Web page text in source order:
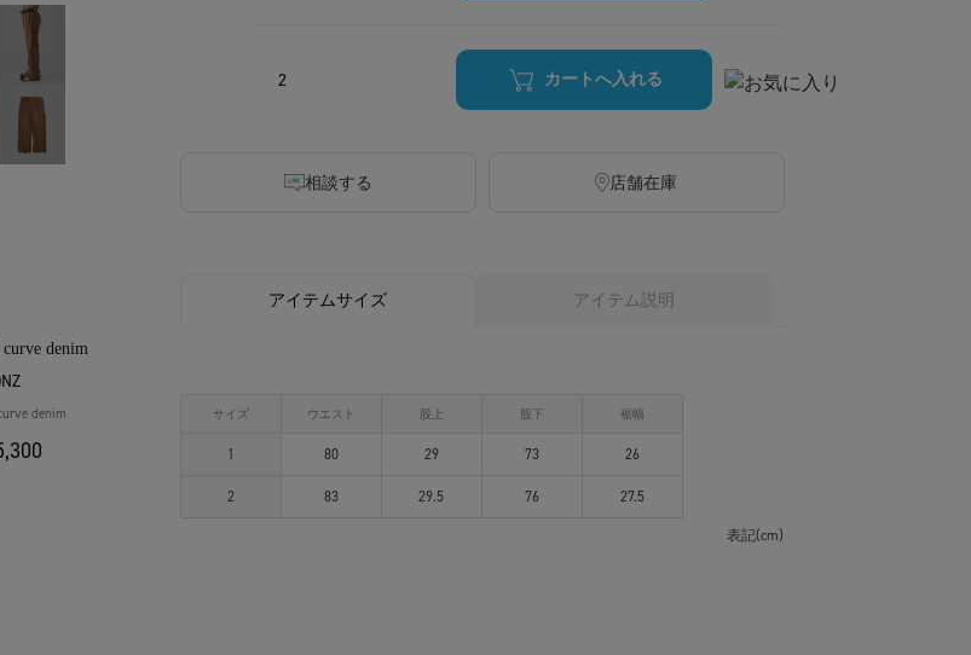
denim
2 カートへ入れる
相談する 店舗在庫
アイテムサイズ アイテム説明
サイズ ウエスト 股上 股下 裾幅
1 80 29 73 26
2 83 29.5 76
27.5
表記(cm)